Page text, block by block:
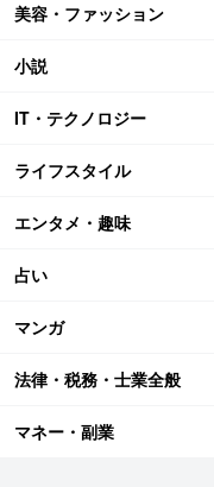
美容・ファッション
小説
IT・テクノロジー
ライフスタイル
エンタメ・趣味
占い
マンガ
法律・税務・士業全般
マネー・副業